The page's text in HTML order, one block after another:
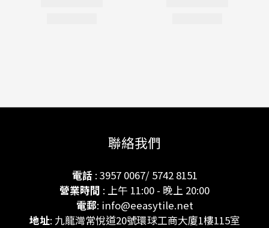
聯絡我們
電話: 3957 0067/ 5742 8151
營業時間 : 上午 11:00 - 晚上 20:00
電郵: info@eeasytile.net
地址: 九龍灣常悅道20號環球工商大廈1樓115室